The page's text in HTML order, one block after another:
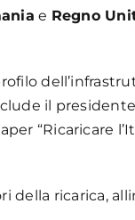
e Regno
il
“Ricaricare
della ricarica,